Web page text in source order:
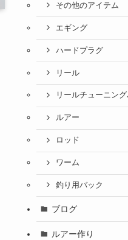
その他のアイテム
エギング
ハードプラグ
リール
リールチューニン
ルアー
ロッド
ワーム
釣り用バック
ブログ
ルアー作り